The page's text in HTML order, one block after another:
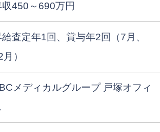
収450～690万円
査定年1回、賞与年2回（7月、
）
メディカルグループ 戸塚オフィ